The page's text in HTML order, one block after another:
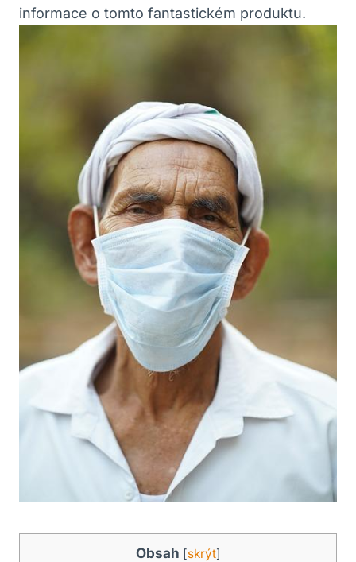
informace o tomto fantastickém produktu.
Obsah [skrýt]